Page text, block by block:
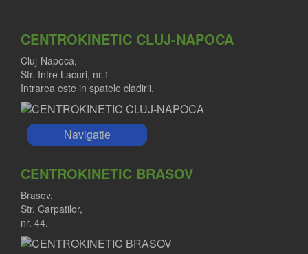
CENTROKINETIC CLUJ-NAPOCA
Cluj-Napoca,
Str. Intre Lacuri, nr.1
Intrarea este in spatele cladirii.
Navigatie
CENTROKINETIC BRASOV
Brasov,
Str. Carpatilor,
nr. 44.